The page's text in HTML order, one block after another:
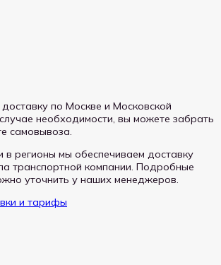
по Москве и Московской
необходимости, вы можете забрать
самовывоза.
в регионы мы обеспечиваем доставку
транспортной компании. Подробные
уточнить у наших менеджеров.
и тарифы